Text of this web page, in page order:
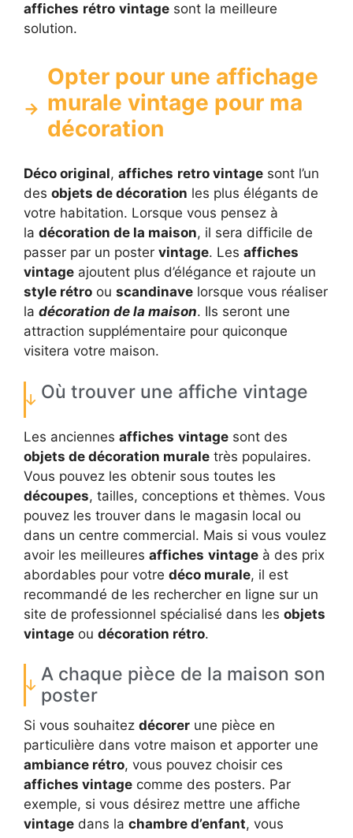
affiches rétro vintage sont la meilleure
solution.
Opter pour une affichage
murale vintage pour ma
décoration
Déco original, affiches retro vintage sont l’un
des objets de décoration les plus élégants de
votre habitation. Lorsque vous pensez à
la décoration de la maison, il sera difficile de
passer par un poster vintage. Les affiches
vintage ajoutent plus d’élégance et rajoute un
style rétro ou scandinave lorsque vous réaliser
la décoration de la maison. Ils seront une
attraction supplémentaire pour quiconque
visitera votre maison.
Où trouver une affiche vintage
Les anciennes affiches vintage sont des
objets de décoration murale très populaires.
Vous pouvez les obtenir sous toutes les
découpes, tailles, conceptions et thèmes. Vous
pouvez les trouver dans le magasin local ou
dans un centre commercial. Mais si vous voulez
avoir les meilleures affiches vintage à des prix
abordables pour votre déco murale, il est
recommandé de les rechercher en ligne sur un
site de professionnel spécialisé dans les objets
vintage ou décoration rétro.
A chaque pièce de la maison son
poster
Si vous souhaitez décorer une pièce en
particulière dans votre maison et apporter une
ambiance rétro, vous pouvez choisir ces
affiches vintage comme des posters. Par
exemple, si vous désirez mettre une affiche
vintage dans la chambre d’enfant, vous